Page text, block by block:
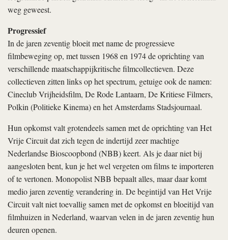
weg geweest.
Progressief
In de jaren zeventig bloeit met name de progressieve
filmbeweging op, met tussen 1968 en 1974 de oprichting van
verschillende maatschappijkritische filmcollectieven. Deze
collectieven zitten links op het spectrum, getuige ook de namen:
Cineclub Vrijheidsfilm, De Rode Lantaarn, De Kritiese Filmers,
Polkin (Politieke Kinema) en het Amsterdams Stadsjournaal.
Hun opkomst valt grotendeels samen met de oprichting van Het
Vrije Circuit dat zich tegen de indertijd zeer machtige
Nederlandse Bioscoopbond (NBB) keert. Als je daar niet bij
aangesloten bent, kun je het wel vergeten om films te importeren
of te vertonen. Monopolist NBB bepaalt alles, maar daar komt
medio jaren zeventig verandering in. De begintijd van Het Vrije
Circuit valt niet toevallig samen met de opkomst en bloeitijd van
filmhuizen in Nederland, waarvan velen in de jaren zeventig hun
deuren openen.